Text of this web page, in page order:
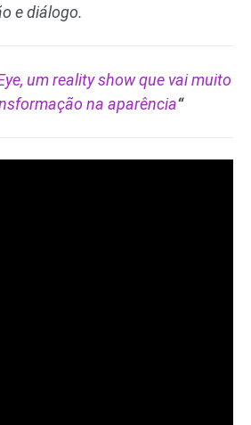
e diálogo.
um reality show que vai muito
na aparência“